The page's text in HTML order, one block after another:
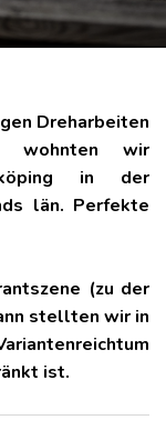
Dreharbeiten
wohnten wir
in der
län. Perfekte
(zu der
stellten wir in
ist.